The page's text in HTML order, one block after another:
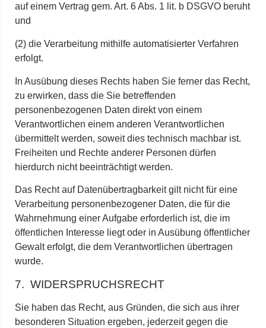
auf einem Vertrag gem. Art. 6 Abs. 1 lit. b DSGVO beruht
und
(2) die Verarbeitung mithilfe automatisierter Verfahren
erfolgt.
In Ausübung dieses Rechts haben Sie ferner das Recht,
zu erwirken, dass die Sie betreffenden
personenbezogenen Daten direkt von einem
Verantwortlichen einem anderen Verantwortlichen
übermittelt werden, soweit dies technisch machbar ist.
Freiheiten und Rechte anderer Personen dürfen
hierdurch nicht beeinträchtigt werden.
Das Recht auf Datenübertragbarkeit gilt nicht für eine
Verarbeitung personenbezogener Daten, die für die
Wahrnehmung einer Aufgabe erforderlich ist, die im
öffentlichen Interesse liegt oder in Ausübung öffentlicher
Gewalt erfolgt, die dem Verantwortlichen übertragen
wurde.
7. WIDERSPRUCHSRECHT
Sie haben das Recht, aus Gründen, die sich aus ihrer
besonderen Situation ergeben, jederzeit gegen die